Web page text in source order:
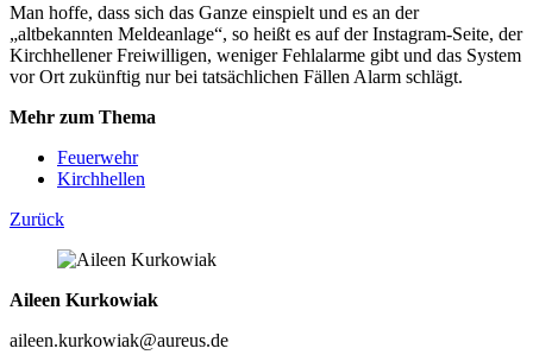
Man hoffe, dass sich das Ganze einspielt und es an der
„altbekannten Meldeanlage“, so heißt es auf der Instagram-Seite, der
Kirchhellener Freiwilligen, weniger Fehlalarme gibt und das System
vor Ort zukünftig nur bei tatsächlichen Fällen Alarm schlägt.
Mehr zum Thema
Feuerwehr
Kirchhellen
Zurück
Aileen Kurkowiak
aileen.kurkowiak@aureus.de